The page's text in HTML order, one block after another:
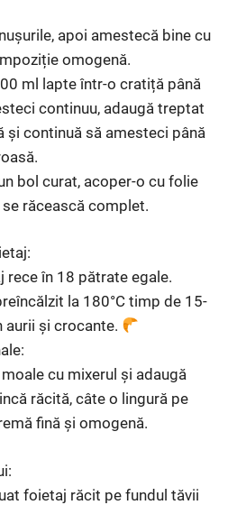
apoi amestecă bine cu
omogenă.
ml lapte într-o cratiță până
continuu, adaugă treptat
și continuă să amesteci până
bol curat, acoper-o cu folie
răcească complet.
în 18 pătrate egale.
la 180°C timp de 15-
aurii și crocante.
cu mixerul și adaugă
răcită, câte o lingură pe
fină și omogenă.
foietaj răcit pe fundul tăvii